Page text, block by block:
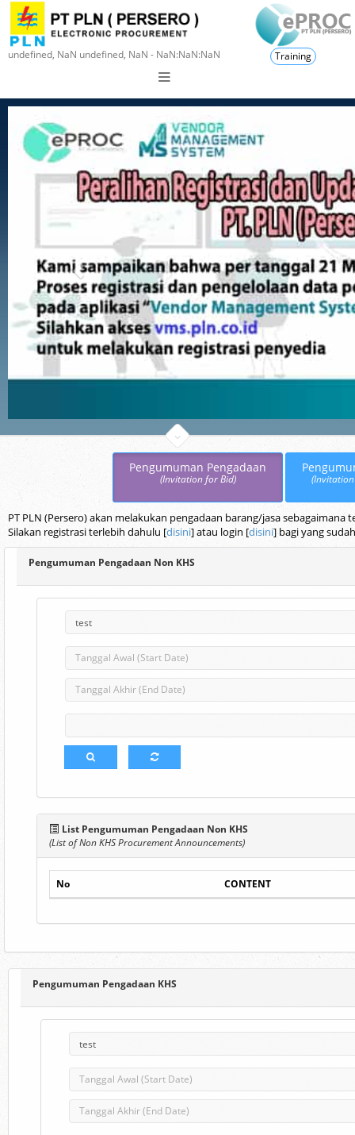
undefined, NaN undefined, NaN - NaN:NaN:NaN Training
Pengumuman Pengadaan
(Invitation for Bid)
PT PLN (Persero) akan melakukan pengadaan barang/jasa
Silakan registrasi terlebih dahulu [disini] atau login [disini] bagi yang
Pengumuman Pengadaan Non KHS
List Pengumuman Pengadaan Non KHS
(List of Non KHS Procurement Announcements)
No CONTENT
Pengumuman Pengadaan KHS